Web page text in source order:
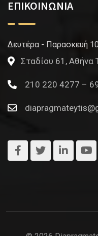
ΕΠΙΚΟΙΝΩΝΙΑ
Δευτέρα - Παρασκευή
Σταδίου 61, Αθήνα
210 220 4277 –